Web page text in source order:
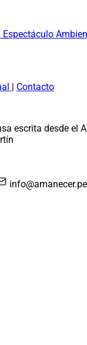
Espectáculo
| Contacto
escrita desde el
info@amanecer.pe